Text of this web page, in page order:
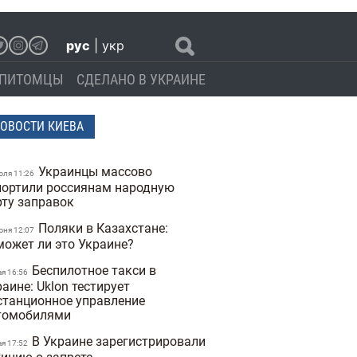
рус укр
ПИТОМЦЫ СДЕЛАНО В УКРАИНЕ
КИЕВА
11:26 Украинцы массово
россиянам народную
заправок
12:07
Поляки в Казахстане:
ли это Украине?
16:56
Беспилотное такси в
Uklon тестирует
управление
17:52
В Украине зарегистрировали